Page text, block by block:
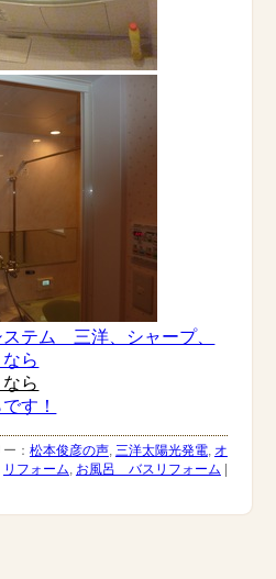
テム 三洋、シャープ、
ら
ら
す！
： 松本俊彦の声, 三洋太陽光発電, オ
リフォーム, お風呂 バスリフォーム |